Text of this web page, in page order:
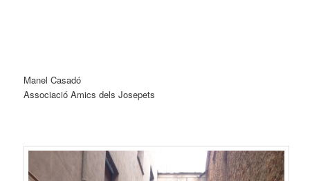
Manel Casadó
Associació Amics dels Josepets